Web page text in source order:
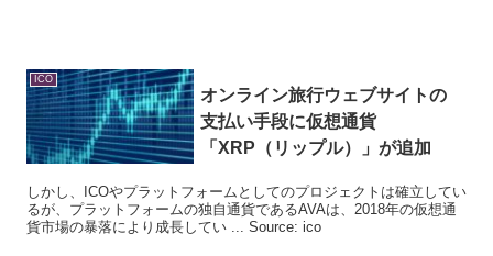
ICO
オンライン旅行ウェブサイトの
支払い手段に仮想通貨
「XRP（リップル）」が追加
しかし、ICOやプラットフォームとしてのプロジェクトは確立してい
るが、プラットフォームの独自通貨であるAVAは、2018年の仮想通
貨市場の暴落により成長してい ... Source: ico